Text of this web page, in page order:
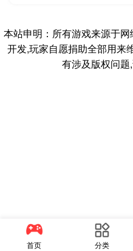
本站申明：所有游戏来源于
开发,玩家自愿捐助全部用来
有涉及版权问题
首页 分类